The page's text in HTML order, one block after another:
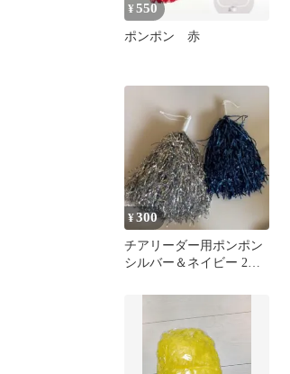
¥550
ポンポン 赤
¥300
チアリーダー用ポンポン
シルバー＆ネイビー 2個